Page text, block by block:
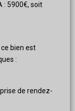
: 5900€, soit
bien est
:
de rendez-